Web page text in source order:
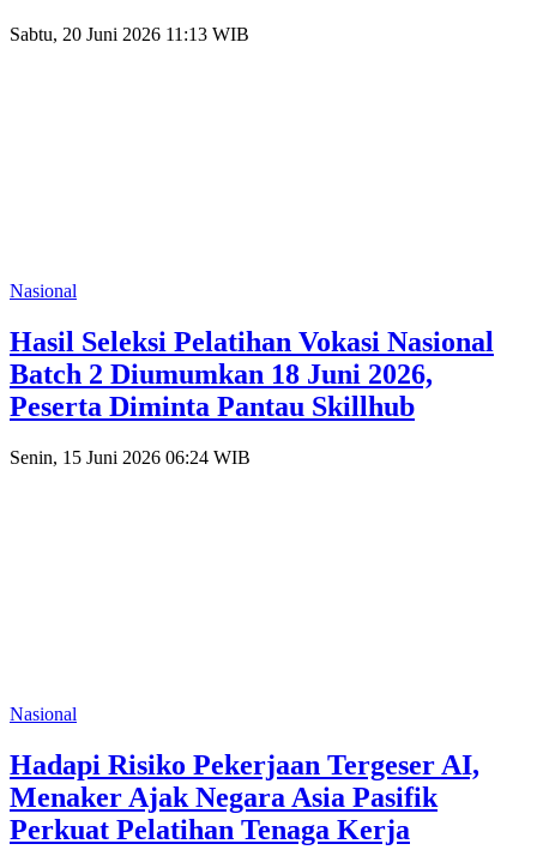
Sabtu, 20 Juni 2026 11:13 WIB
Nasional
Hasil Seleksi Pelatihan Vokasi Nasional
Batch 2 Diumumkan 18 Juni 2026,
Peserta Diminta Pantau Skillhub
Senin, 15 Juni 2026 06:24 WIB
Nasional
Hadapi Risiko Pekerjaan Tergeser AI,
Menaker Ajak Negara Asia Pasifik
Perkuat Pelatihan Tenaga Kerja